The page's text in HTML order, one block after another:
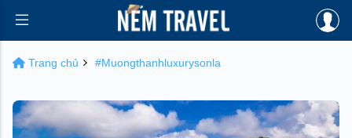
Trang chủ #Muongthanhluxurysonla